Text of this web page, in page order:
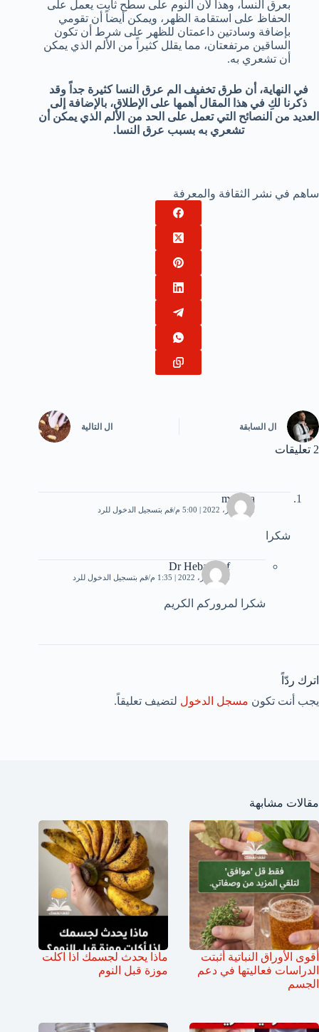
بعرق النسا، وهذا لأن النوم على سطح ثابت يعمل على
الحفاظ على استقامة الظهر، ويمكن أيضاً أن تقومي
بإضافة وسادتين داعمتان للظهر على شرط أن تكون
الساقين مرتفعتان، مما يقلل كثيراً من الألم الذي يمكن
أن تشعري به.
في النهاية، أن طرق تخفيف الم عرق النسا كثيرة جداً وقد
ذكرنا لكِ في هذا المقال أهمها على الإطلاق، بالإضافة إلى
العديد من النصائح التي تعمل على الحد من الألم الذي يمكن أن
تشعري به بسبب عرق النسا.
ساهم في نشر الثقافة والمعرفة
ال السابقة ال التالية
2 تعليقات
moussa
1 ديسمبر، 2022 | 5:00 م قم بتسجيل الدخول للرد
شكرا
Dr Heba Atef
5 ديسمبر، 2022 | 1:35 م قم بتسجيل الدخول للرد
شكرا لمروركم الكريم
اترك ردّاً
يجب أنت تكون مسجل الدخول لتضيف تعليقاً.
مقالات مشابهة
أقوى الأوراق النباتية أثبتت
الدراسات فعاليتها في دعم
الجسم
ماذا يحدث لجسمك اذا اكلت
موزة قبل النوم